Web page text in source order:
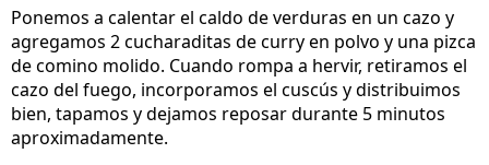
Ponemos a calentar el caldo de verduras en un cazo y
agregamos 2 cucharaditas de curry en polvo y una pizca
de comino molido. Cuando rompa a hervir, retiramos el
cazo del fuego, incorporamos el cuscús y distribuimos
bien, tapamos y dejamos reposar durante 5 minutos
aproximadamente.